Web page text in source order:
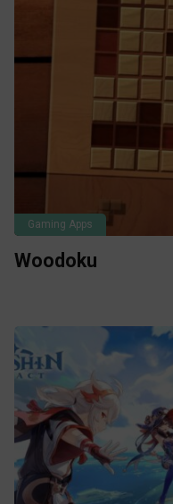
Gaming Apps
Woodoku